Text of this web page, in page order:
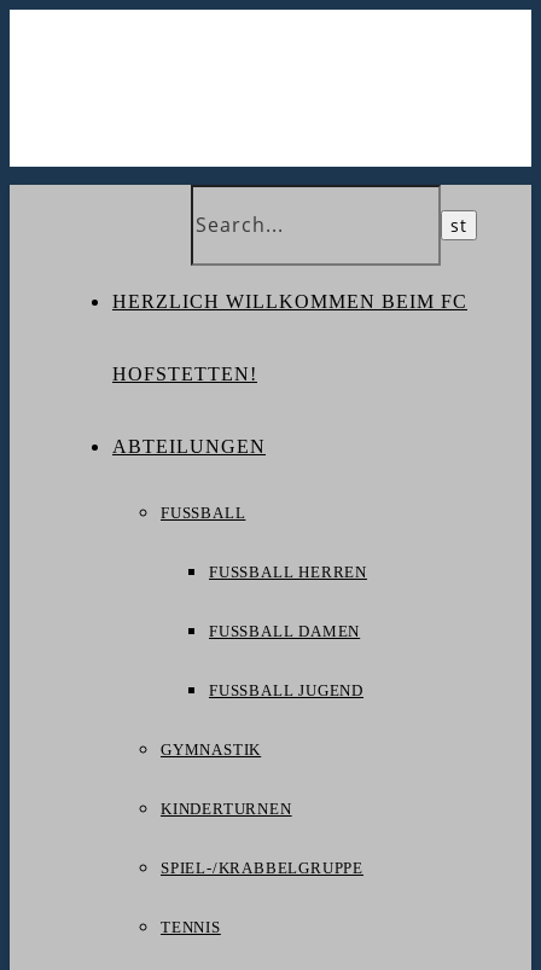
HERZLICH WILLKOMMEN BEIM FC
HOFSTETTEN!
ABTEILUNGEN
FUSSBALL
FUSSBALL HERREN
FUSSBALL DAMEN
FUSSBALL JUGEND
GYMNASTIK
KINDERTURNEN
SPIEL-/KRABBELGRUPPE
TENNIS